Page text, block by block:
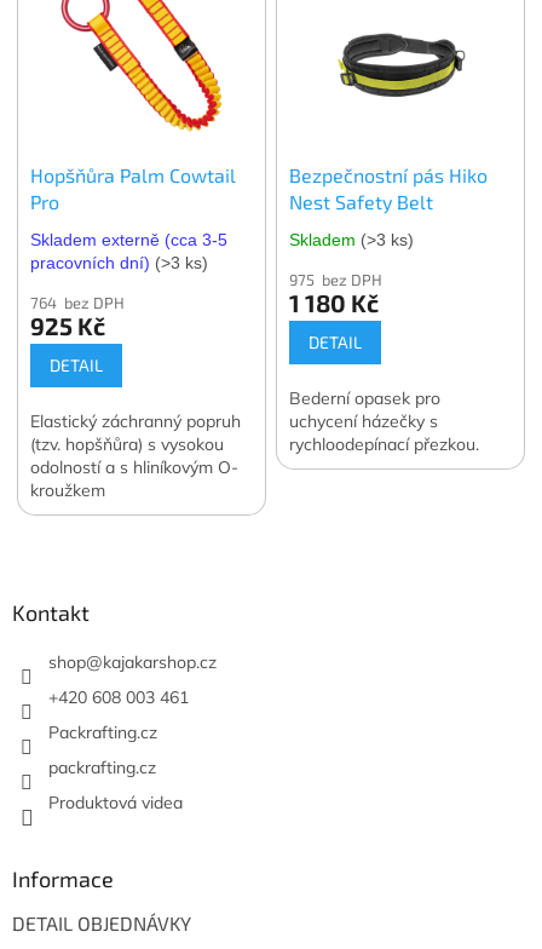
Hopšňůra Palm Cowtail
Pro
Skladem externě (cca 3-5
pracovních dní) (>3 ks)
764 bez DPH
925 Kč
DETAIL
Elastický záchranný popruh
(tzv. hopšňůra) s vysokou
odolností a s hliníkovým O-
kroužkem
Bezpečnostní pás Hiko
Nest Safety Belt
Skladem (>3 ks)
975 bez DPH
1 180 Kč
DETAIL
Bederní opasek pro
uchycení házečky s
rychloodepínací přezkou.
Kontakt
shop@kajakarshop.cz
+420 608 003 461
Packrafting.cz
packrafting.cz
Produktová videa
Informace
DETAIL OBJEDNÁVKY